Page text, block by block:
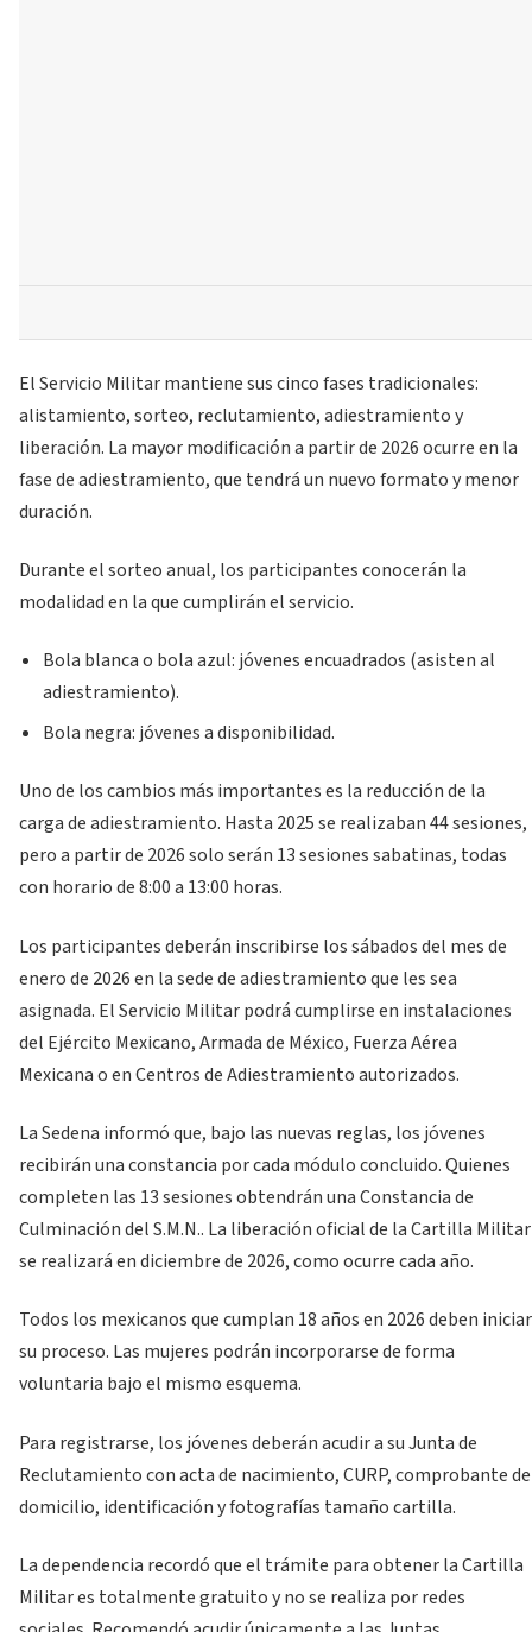
El Servicio Militar mantiene sus cinco fases tradicionales:
alistamiento, sorteo, reclutamiento, adiestramiento y
liberación. La mayor modificación a partir de 2026 ocurre en la
fase de adiestramiento, que tendrá un nuevo formato y menor
duración.
Durante el sorteo anual, los participantes conocerán la
modalidad en la que cumplirán el servicio.
Bola blanca o bola azul: jóvenes encuadrados (asisten al
adiestramiento).
Bola negra: jóvenes a disponibilidad.
Uno de los cambios más importantes es la reducción de la
carga de adiestramiento. Hasta 2025 se realizaban 44 sesiones,
pero a partir de 2026 solo serán 13 sesiones sabatinas, todas
con horario de 8:00 a 13:00 horas.
Los participantes deberán inscribirse los sábados del mes de
enero de 2026 en la sede de adiestramiento que les sea
asignada. El Servicio Militar podrá cumplirse en instalaciones
del Ejército Mexicano, Armada de México, Fuerza Aérea
Mexicana o en Centros de Adiestramiento autorizados.
La Sedena informó que, bajo las nuevas reglas, los jóvenes
recibirán una constancia por cada módulo concluido. Quienes
completen las 13 sesiones obtendrán una Constancia de
Culminación del S.M.N.. La liberación oficial de la Cartilla Militar
se realizará en diciembre de 2026, como ocurre cada año.
Todos los mexicanos que cumplan 18 años en 2026 deben iniciar
su proceso. Las mujeres podrán incorporarse de forma
voluntaria bajo el mismo esquema.
Para registrarse, los jóvenes deberán acudir a su Junta de
Reclutamiento con acta de nacimiento, CURP, comprobante de
domicilio, identificación y fotografías tamaño cartilla.
La dependencia recordó que el trámite para obtener la Cartilla
Militar es totalmente gratuito y no se realiza por redes